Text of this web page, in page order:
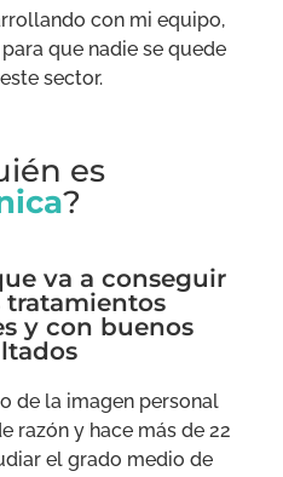
con mi equipo,
que nadie se quede
sector.
es
?
va a conseguir
tratamientos
y con buenos
de la imagen personal
razón y hace más de 22
el grado medio de